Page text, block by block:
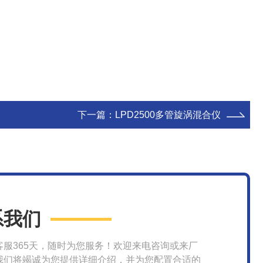
下一篇： LPD2500多管旋涡混合仪
们
服365天，随时为您服务！欢迎来电咨询或来厂
们将竭诚为您提供详细介绍，并为您配置合适的